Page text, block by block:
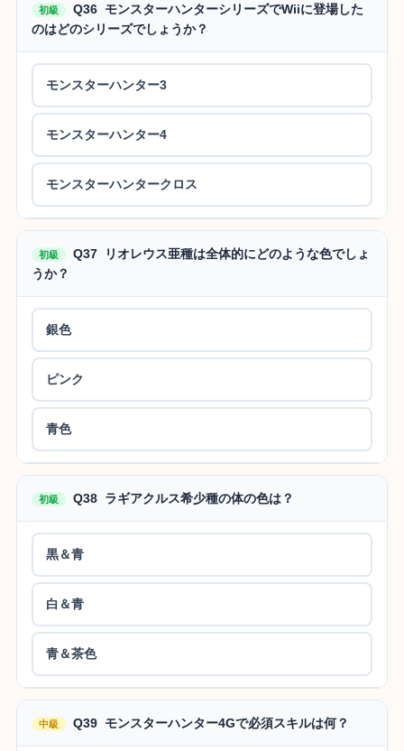
初級
Q36 モンスターハンターシリーズでWiiに登場した
のはどのシリーズでしょうか？
モンスターハンター3
モンスターハンター4
モンスターハンタークロス
初級
Q37 リオレウス亜種は全体的にどのような色でしょ
うか？
銀色
ピンク
青色
初級 Q38 ラギアクルス希少種の体の色は？
黒＆青
白＆青
青＆茶色
中級 Q39 モンスターハンター4Gで必須スキルは何？